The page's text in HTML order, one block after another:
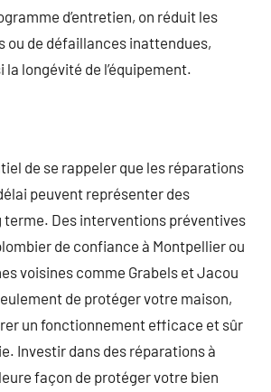
d’entretien, on réduit les
ou de défaillances inattendues,
longévité de l’équipement.
de se rappeler que les réparations
peuvent représenter des
terme. Des interventions préventives
de confiance à Montpellier ou
voisines comme Grabels et Jacou
de protéger votre maison,
un fonctionnement efficace et sûr
Investir dans des réparations à
façon de protéger votre bien